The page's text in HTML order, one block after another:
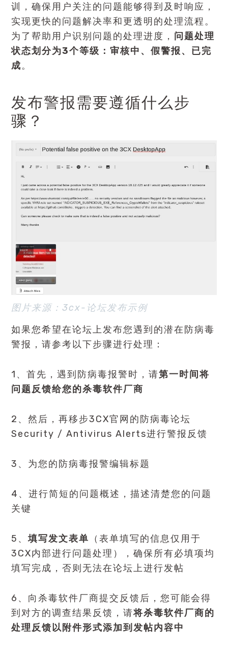
训，确保用户关注的问题能够得到及时响应，
实现更快的问题解决率和更透明的处理流程。
为了帮助用户识别问题的处理进度， 问题处理
状态划分为3个等级：审核中、假警报、已完
成。
发布警报需要遵循什么步
骤？
图片来源：3cx-论坛发布示例
如果您希望在论坛上发布您遇到的潜在防病毒
警报，请参考以下步骤进行处理：
1、首先，遇到防病毒报警时，请第一时间将
问题反馈给您的杀毒软件厂商
2、然后，再移步3CX官网的防病毒论坛
Security / Antivirus Alerts进行警报反馈
3、为您的防病毒报警编辑标题
4、进行简短的问题概述，描述清楚您的问题
关键
5、填写发文表单 （表单填写的信息仅用于
3CX内部进行问题处理），确保所有必填项均
填写完成，否则无法在论坛上进行发帖
6、向杀毒软件厂商提交反馈后，您可能会得
到对方的调查结果反馈，请将杀毒软件厂商的
处理反馈以附件形式添加到发帖内容中